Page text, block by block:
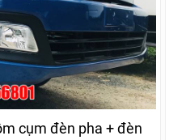
cụm đèn pha + đèn